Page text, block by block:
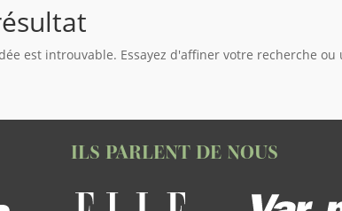
est introuvable. Essayez d'affiner votre recherche
ILS PARLENT DE NOUS